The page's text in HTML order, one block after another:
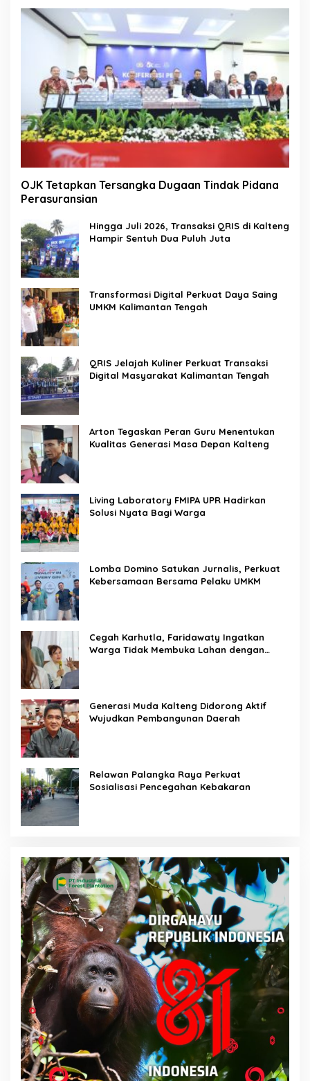
OJK Tetapkan Tersangka Dugaan Tindak Pidana
Perasuransian
Hingga Juli 2026, Transaksi QRIS di Kalteng
Hampir Sentuh Dua Puluh Juta
Transformasi Digital Perkuat Daya Saing
UMKM Kalimantan Tengah
QRIS Jelajah Kuliner Perkuat Transaksi
Digital Masyarakat Kalimantan Tengah
Arton Tegaskan Peran Guru Menentukan
Kualitas Generasi Masa Depan Kalteng
Living Laboratory FMIPA UPR Hadirkan
Solusi Nyata Bagi Warga
Lomba Domino Satukan Jurnalis, Perkuat
Kebersamaan Bersama Pelaku UMKM
Cegah Karhutla, Faridawaty Ingatkan
Warga Tidak Membuka Lahan dengan
Generasi Muda Kalteng Didorong Aktif
Wujudkan Pembangunan Daerah
Relawan Palangka Raya Perkuat
Sosialisasi Pencegahan Kebakaran